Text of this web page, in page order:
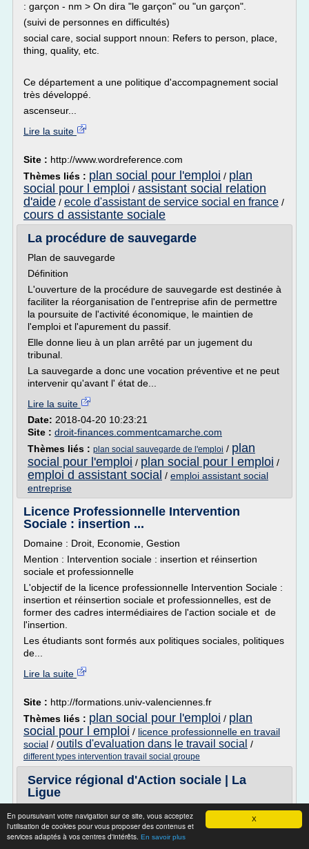
X
En poursuivant votre navigation sur ce site, vous acceptez
l'utilisation de cookies pour vous proposer des contenus et
services adaptés à vos centres d'intérêts. En savoir plus
: garçon - nm > On dira "le garçon" ou "un garçon".
(suivi de personnes en difficultés)
social care, social support nnoun: Refers to person, place,
thing, quality, etc.
Ce département a une politique d'accompagnement social
très développé.
ascenseur...
Lire la suite
Site : http://www.wordreference.com
Thèmes liés : plan social pour l'emploi / plan
social pour l emploi / assistant social relation
d'aide / ecole d'assistant de service social en france /
cours d assistante sociale
La procédure de sauvegarde
Plan de sauvegarde
Définition
L'ouverture de la procédure de sauvegarde est destinée à
faciliter la réorganisation de l'entreprise afin de permettre
la poursuite de l'activité économique, le maintien de
l'emploi et l'apurement du passif.
Elle donne lieu à un plan arrêté par un jugement du
tribunal.
La sauvegarde a donc une vocation préventive et ne peut
intervenir qu'avant l' état de...
Lire la suite
Date: 2018-04-20 10:23:21
Site : droit-finances.commentcamarche.com
Thèmes liés : plan social sauvegarde de l'emploi / plan
social pour l'emploi / plan social pour l emploi /
emploi d assistant social / emploi assistant social
entreprise
Licence Professionnelle Intervention
Sociale : insertion ...
Domaine : Droit, Economie, Gestion
Mention : Intervention sociale : insertion et réinsertion
sociale et professionnelle
L'objectif de la licence professionnelle Intervention Sociale :
insertion et réinsertion sociale et professionnelles, est de
former des cadres intermédiaires de l'action sociale et de
l'insertion.
Les étudiants sont formés aux politiques sociales, politiques
de...
Lire la suite
Site : http://formations.univ-valenciennes.fr
Thèmes liés : plan social pour l'emploi / plan
social pour l emploi / licence professionnelle en travail
social / outils d'evaluation dans le travail social /
different types intervention travail social groupe
Service régional d'Action sociale | La
Ligue
Les missions du service régional d'action sociale sont
inscrites dans la loi du 29 avril 1999 portant création d'un
droit à un revenu minimum garanti.